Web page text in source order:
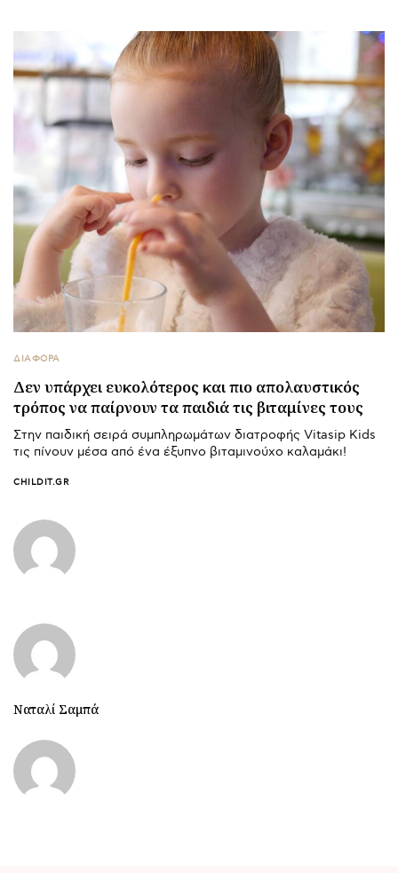
ΔΙΑΦΟΡΑ
Δεν υπάρχει ευκολότερος και πιο απολαυστικός
τρόπος να παίρνουν τα παιδιά τις βιταμίνες τους
Στην παιδική σειρά συμπληρωμάτων διατροφής Vitasip Kids
τις πίνουν μέσα από ένα έξυπνο βιταμινούχο καλαμάκι!
CHILDIT.GR
Ναταλί Σαμπά